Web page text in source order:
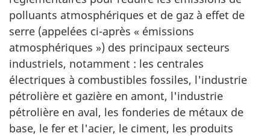
polluants atmosphériques et de gaz à effet de
serre (appelées ci-après « émissions
atmosphériques ») des principaux secteurs
industriels, notamment : les centrales
électriques à combustibles fossiles, l'industrie
pétrolière et gazière en amont, l'industrie
pétrolière en aval, les fonderies de métaux de
base, le fer et l'acier, le ciment, les produits